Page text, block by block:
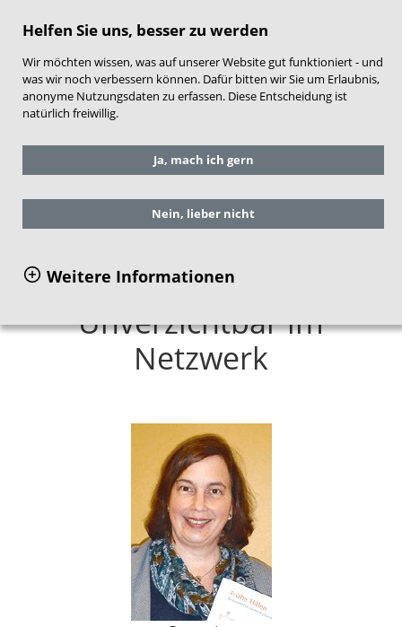
Helfen Sie uns, besser zu werden
Wir möchten wissen, was auf unserer Website gut funktioniert - und
was wir noch verbessern können. Dafür bitten wir Sie um Erlaubnis,
anonyme Nutzungsdaten zu erfassen. Diese Entscheidung ist
natürlich freiwillig.
Ja, mach ich gern
Nein, lieber nicht
Weitere Informationen
Sie befinden sich hier: Service
Aktuelles
Frühe Hilfen aktuell
Beitrag Werra-Meißner-Kreis
Unverzichtbar im
Netzwerk